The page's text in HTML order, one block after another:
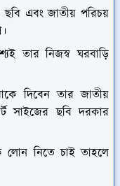
ছবি এবং জাতীয় পরিচয়
তার নিজস্ব ঘরবাড়ি
দিবেন তার জাতীয়
সাইজের ছবি দরকার
লোন নিতে চাই তাহলে